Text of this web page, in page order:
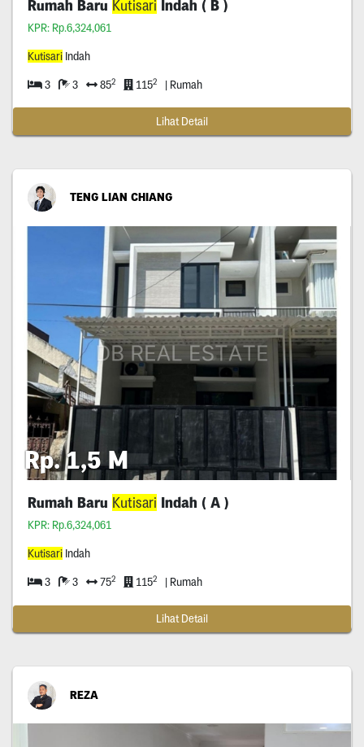
Rumah Baru Kutisari Indah ( B )
KPR: Rp.6,324,061
KutisariIndah
3 3 852 1152 | Rumah
Lihat Detail
TENG LIAN CHIANG
Rp. 1,5 M
Rumah Baru Kutisari Indah ( A )
KPR: Rp.6,324,061
KutisariIndah
3 3 752 1152 | Rumah
Lihat Detail
REZA